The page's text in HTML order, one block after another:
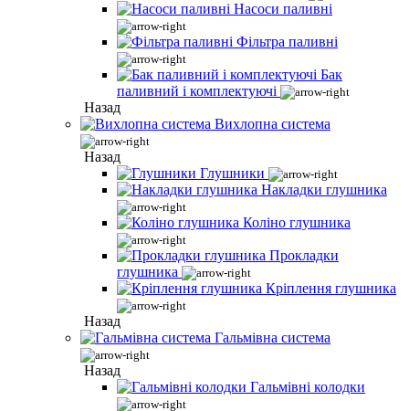
Насоси паливні
Фільтра паливні
Бак
паливний і комплектуючі
Назад
Вихлопна система
Назад
Глушники
Накладки глушника
Коліно глушника
Прокладки
глушника
Кріплення глушника
Назад
Гальмівна система
Назад
Гальмівні колодки